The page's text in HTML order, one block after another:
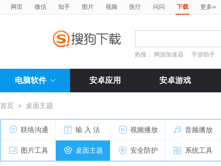
网页 微信 知乎 图片 视频 医疗 问问 下载 更多»
热搜： 网游加速器 手游助手
电脑软件 安卓应用 安卓游戏
首页 > 桌面主题
联络沟通 输 入 法 视频播放 音频播放
图片工具 桌面主题 安全防护 系统工具